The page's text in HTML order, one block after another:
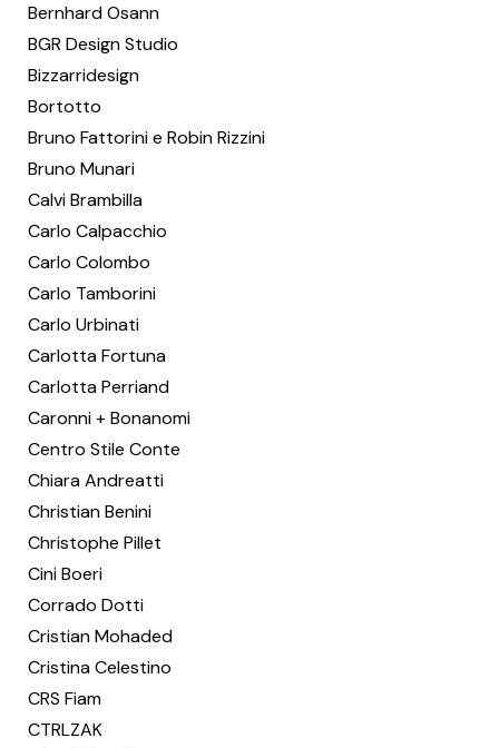
Bernhard Osann
BGR Design Studio
Bizzarridesign
Bortotto
Bruno Fattorini e Robin Rizzini
Bruno Munari
Calvi Brambilla
Carlo Calpacchio
Carlo Colombo
Carlo Tamborini
Carlo Urbinati
Carlotta Fortuna
Carlotta Perriand
Caronni + Bonanomi
Centro Stile Conte
Chiara Andreatti
Christian Benini
Christophe Pillet
Cini Boeri
Corrado Dotti
Cristian Mohaded
Cristina Celestino
CRS Fiam
CTRLZAK